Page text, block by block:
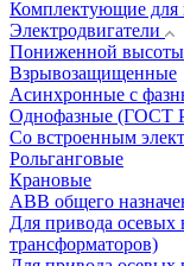
Комплектующие для
Электродвигатели
Пониженной
Взрывозащищенные
Асинхронные с
Однофазные (ГОСТ
Со встроенным
Рольганговые
Крановые
АВВ общего
Для привода осевых
трансформаторов)